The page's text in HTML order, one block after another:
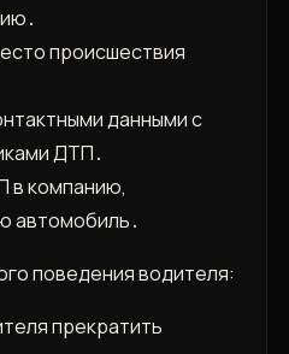
происшествия
данными с
ДТП․
в компанию,
автомобиль․
поведения водителя:
прекратить